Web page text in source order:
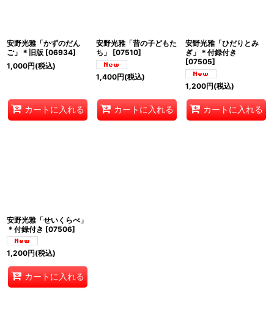
安野光雅「かずのだん
ご」＊旧版 [06934]
1,000円(税込)
カートに入れる
安野光雅「昔の子どもた
ち」
[07510]
1,400円(税込)
カートに入れる
安野光雅「ひだりとみ
ぎ」＊付録付き
[07505]
1,200円(税込)
カートに入れる
安野光雅「せいくらべ」
＊付録付き [07506]
1,200円(税込)
カートに入れる